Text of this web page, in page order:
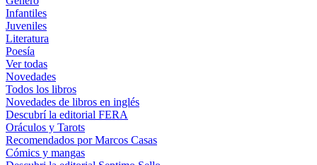
Infantiles
Juveniles
Literatura
Poesía
Ver todas
Novedades
Todos los libros
Novedades de libros en inglés
Descubrí la editorial FERA
Oráculos y Tarots
Recomendados por Marcos Casas
Cómics y mangas